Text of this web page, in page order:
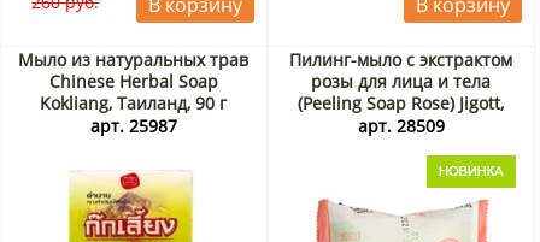
Мыло из натуральных трав
Chinese Herbal Soap
Kokliang, Таиланд, 90 г
арт. 25987
Пилинг-мыло с экстрактом
розы для лица и тела
(Peeling Soap Rose) Jigott,
Корея, 150 г
арт. 28509